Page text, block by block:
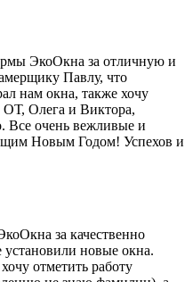
ЭкоОкна за отличную и
Павлу, что
нам окна, также хочу
ОТ, Олега и Виктора,
Все очень вежливые и
Новым Годом! Успехов и
за качественно
новые окна.
отметить работу